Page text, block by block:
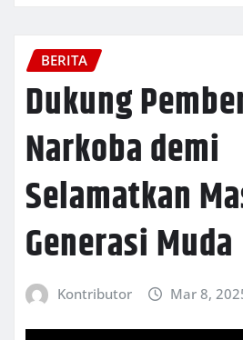
BERITA
Dukung
Narkoba demi
Selamatkan
Generasi Muda
Kontributor Mar 8,